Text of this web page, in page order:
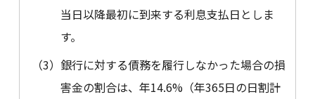
当日以降最初に到来する利息支払日としま
す。
（3） 銀行に対する債務を履行しなかった場合の損
害金の割合は、年14.6%（年365日の日割計